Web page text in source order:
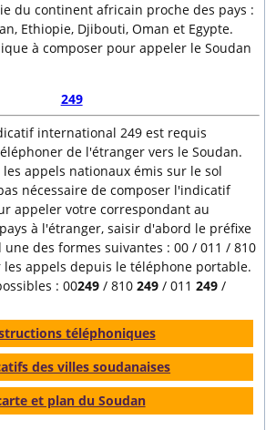
du continent africain proche des pays :
Ethiopie, Djibouti, Oman et Egypte.
à composer pour appeler le Soudan
249
international 249 est requis
de l'étranger vers le Soudan.
appels nationaux émis sur le sol
nécessaire de composer l'indicatif
appeler votre correspondant au
à l'étranger, saisir d'abord le préfixe
des formes suivantes : 00 / 011 / 810
appels depuis le téléphone portable.
: 00249 / 810 249 / 011 249 /
téléphoniques
des villes soudanaises
et plan du Soudan